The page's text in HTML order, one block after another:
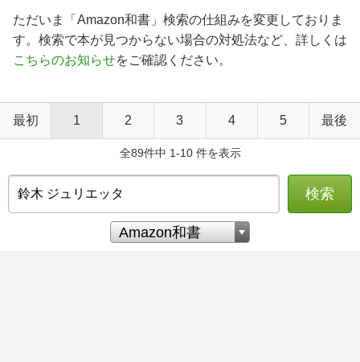
ただいま「Amazon和書」検索の仕組みを変更しておりま
す。検索で本が見つからない場合の対処法など、詳しくは
こちらのお知らせをご確認ください。
最初 1 2 3 4 5 最後
全89件中 1-10 件を表示
検索